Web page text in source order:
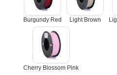
Burgundy Red Light Brown
Cherry Blossom Pink